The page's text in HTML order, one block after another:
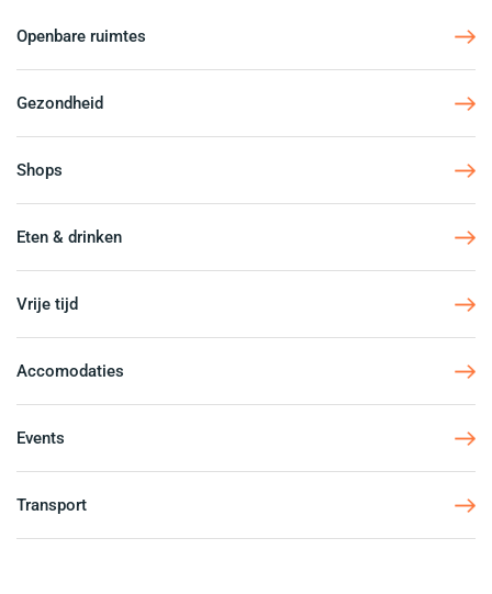
Openbare ruimtes
Gezondheid
Shops
Eten & drinken
Vrije tijd
Accomodaties
Events
Transport